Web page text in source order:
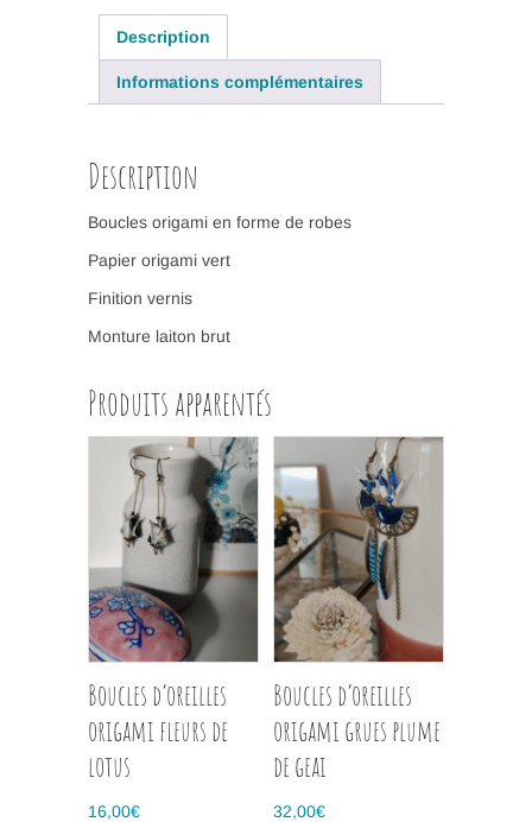
Description
Informations complémentaires
Description
Boucles origami en forme de robes
Papier origami vert
Finition vernis
Monture laiton brut
Produits apparentés
Boucles d’oreilles
origami fleurs de
lotus
16,00€
Boucles d’oreilles
origami grues plume
de geai
32,00€